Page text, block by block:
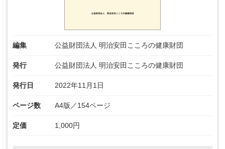
編集 公益財団法人 明治安田こころの健康財団
発行 公益財団法人 明治安田こころの健康財団
発行日 2022年11月1日
ページ数 A4版／154ページ
定価 1,000円